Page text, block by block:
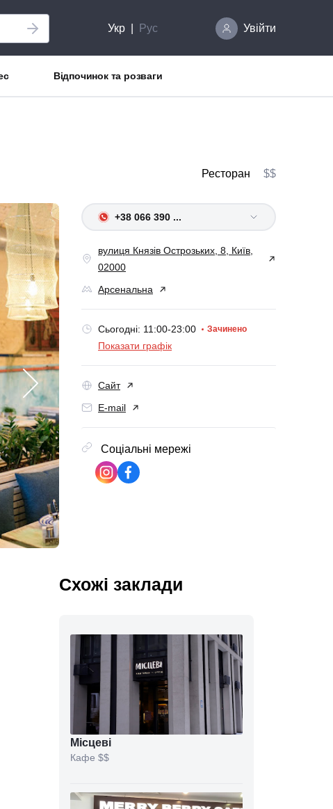
Укр Рус Увійти
Відпочинок та розваги
Ресторан $$
+38 066 390 ...
вулиця Князів Острозьких, 8, Київ,
02000
Арсенальна
Сьогодні: 11:00-23:00 Зачинено
Показати графік
Сайт
E-mail
Соціальні мережі
Схожі заклади
Місцеві
Кафе $$